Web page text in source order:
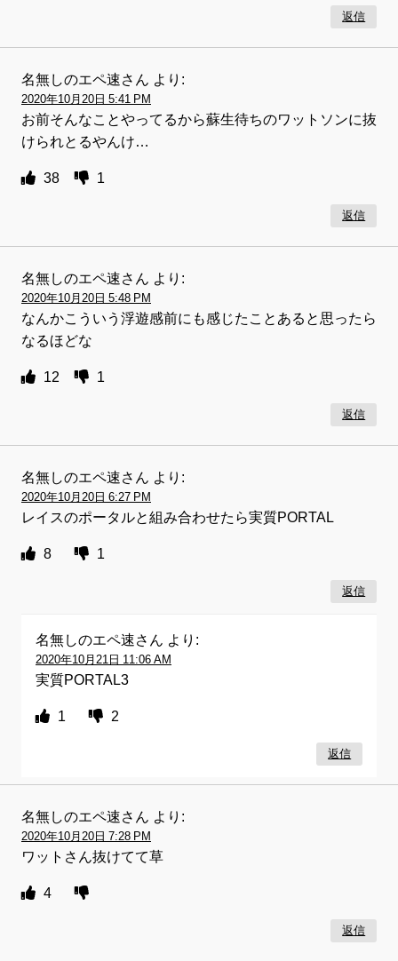
返信
名無しのエペ速さん より:
2020年10月20日 5:41 PM
お前そんなことやってるから蘇生待ちのワットソンに抜
けられとるやんけ…
38 1
返信
名無しのエペ速さん より:
2020年10月20日 5:48 PM
なんかこういう浮遊感前にも感じたことあると思ったら
なるほどな
12 1
返信
名無しのエペ速さん より:
2020年10月20日 6:27 PM
レイスのポータルと組み合わせたら実質PORTAL
8 1
返信
名無しのエペ速さん より:
2020年10月21日 11:06 AM
実質PORTAL3
1 2
返信
名無しのエペ速さん より:
2020年10月20日 7:28 PM
ワットさん抜けてて草
4
返信